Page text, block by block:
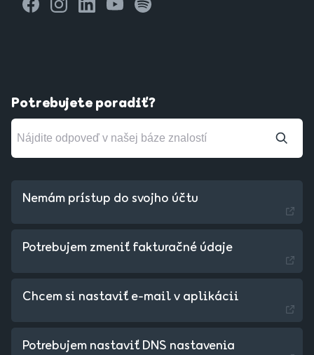
Potrebujete poradiť?
Nemám prístup do svojho účtu
Potrebujem zmeniť fakturačné údaje
Chcem si nastaviť e-mail v aplikácii
Potrebujem nastaviť DNS nastavenia